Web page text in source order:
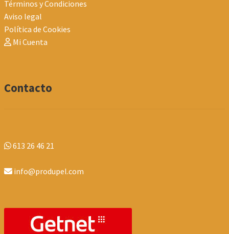
Términos y Condiciones
Aviso legal
Política de Cookies
Mi Cuenta
Contacto
613 26 46 21
info@produpel.com